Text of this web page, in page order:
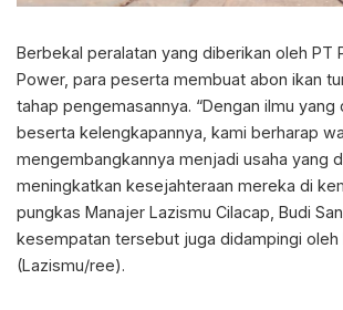
Berbekal peralatan yang diberikan oleh PT
Power, para peserta membuat abon ikan
tahap pengemasannya. “Dengan ilmu yang
beserta kelengkapannya, kami berharap
mengembangkannya menjadi usaha yang
meningkatkan kesejahteraan mereka di
pungkas Manajer Lazismu Cilacap, Budi
kesempatan tersebut juga didampingi oleh
(Lazismu/ree).